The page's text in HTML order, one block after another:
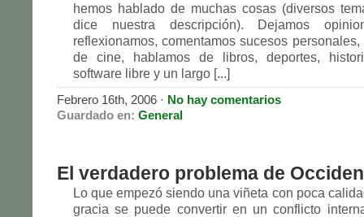
hemos hablado de muchas cosas (diversos
dice nuestra descripción). Dejamos
reflexionamos, comentamos sucesos
de cine, hablamos de libros, deportes,
software libre y un largo [...]
Febrero 16th, 2006 · No hay comentarios
Guardado en: General
El verdadero problema de
Lo que empezó siendo una viñeta con poca
gracia se puede convertir en un conflicto